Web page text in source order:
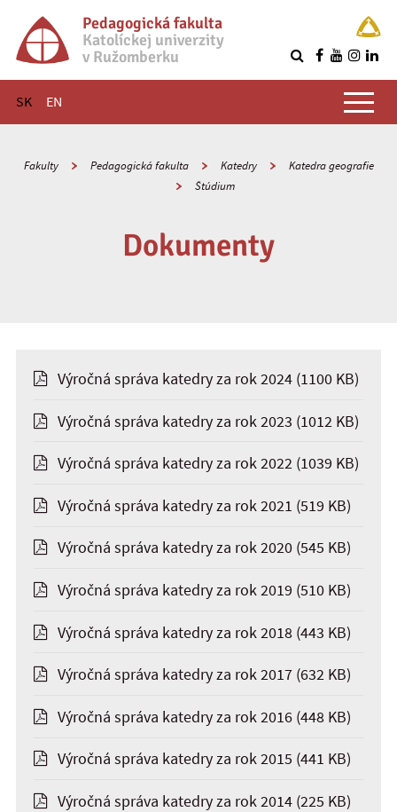
Pedagogická fakulta
Katolíckej univerzity
v Ružomberku
SK EN
Hlavné menu
Fakulty Pedagogická fakulta Katedry
Katedra geografie
Štúdium
Dokumenty
Výročná správa katedry za rok 2024 (1100 KB)
Výročná správa katedry za rok 2023 (1012 KB)
Výročná správa katedry za rok 2022 (1039 KB)
Výročná správa katedry za rok 2021 (519 KB)
Výročná správa katedry za rok 2020 (545 KB)
Výročná správa katedry za rok 2019 (510 KB)
Výročná správa katedry za rok 2018 (443 KB)
Výročná správa katedry za rok 2017 (632 KB)
Výročná správa katedry za rok 2016 (448 KB)
Výročná správa katedry za rok 2015 (441 KB)
Výročná správa katedry za rok 2014 (225 KB)